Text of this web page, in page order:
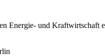
Energie- und Kraftwirtschaft